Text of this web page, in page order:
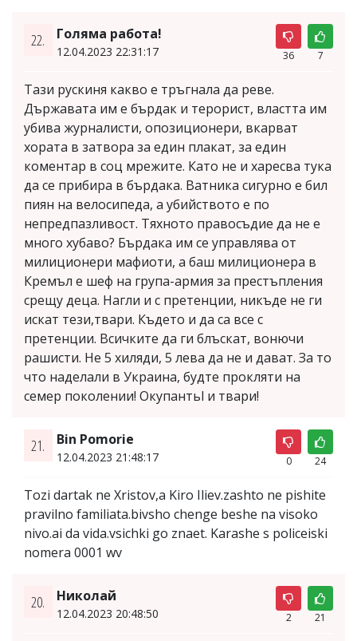
22. Голяма работа!
12.04.2023 22:31:17 36 7
Тази рускиня какво е тръгнала да реве.
Държавата им е бърдак и терорист, властта им
убива журналисти, опозиционери, вкарват
хората в затвора за един плакат, за един
коментар в соц мрежите. Като не и харесва тука
да се прибира в бърдака. Ватника сигурно е бил
пиян на велосипеда, а убийството е по
непредпазливост. Тяхното правосъдие да не е
много хубаво? Бърдака им се управлява от
милиционери мафиоти, а баш милиционера в
Кремъл е шеф на група-армия за престъпления
срещу деца. Нагли и с претенции, никъде не ги
искат тези,твари. Където и да са все с
претенции. Всичките да ги блъскат, вонючи
рашисти. Не 5 хиляди, 5 лева да не и дават. За то
что наделали в Украина, будте прокляти на
семер поколении! Окупантьl и твари!
21. Bin Pomorie
12.04.2023 21:48:17 0 24
Tozi dartak ne Xristov,a Kiro Iliev.zashto ne pishite
pravilno familiata.bivsho chenge beshe na visoko
nivo.ai da vida.vsichki go znaet. Karashe s policeiski
nomera 0001 wv
20. Николай
12.04.2023 20:48:50 2 21